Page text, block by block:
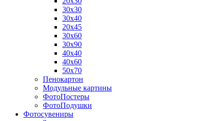
30х30
30х40
20х45
30х60
30х90
40х40
40х60
50х70
Пенокартон
Модульные картины
ФотоПостеры
ФотоПодушки
Фотоcувениры